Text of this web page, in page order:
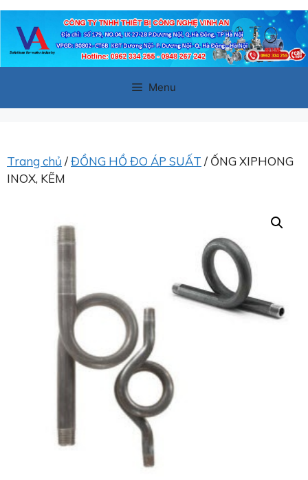
Chuyển
đến
Menu
Trang chủ /ĐỒNG HỒ ĐO ÁP SUẤT / ỐNG XIPHONG
INOX, KẼM